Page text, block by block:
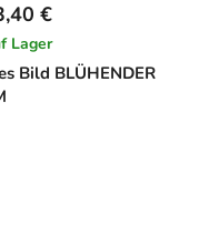
Bild BLÜHENDER
€
Lager